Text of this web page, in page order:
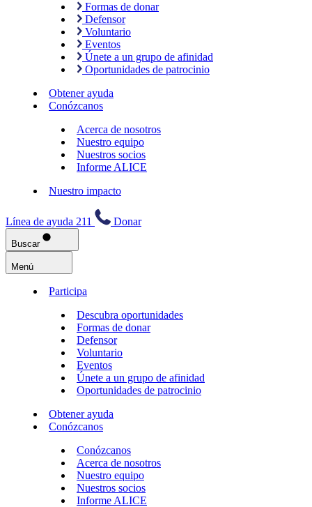
Formas de donar
Defensor
Voluntario
Eventos
Únete a un grupo de afinidad
Oportunidades de patrocinio
Obtener ayuda
Conózcanos
Acerca de nosotros
Nuestro equipo
Nuestros socios
Informe ALICE
Nuestro impacto
Línea de ayuda 211 Donar
Buscar
Menú
Participa
Descubra oportunidades
Formas de donar
Defensor
Voluntario
Eventos
Únete a un grupo de afinidad
Oportunidades de patrocinio
Obtener ayuda
Conózcanos
Conózcanos
Acerca de nosotros
Nuestro equipo
Nuestros socios
Informe ALICE